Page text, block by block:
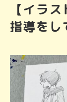
【イラ
指導をし